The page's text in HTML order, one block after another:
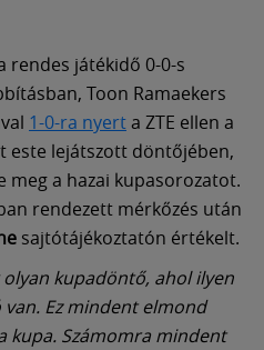
rendes játékidő 0-0-s
Toon Ramaekers
1-0-ra nyerta ZTE ellen a
este lejátszott döntőjében,
meg a hazai kupasorozatot.
rendezett mérkőzés után
sajtótájékoztatón értékelt.
olyan kupadöntő, ahol ilyen
Ez mindent elmond
kupa. Számomra mindent